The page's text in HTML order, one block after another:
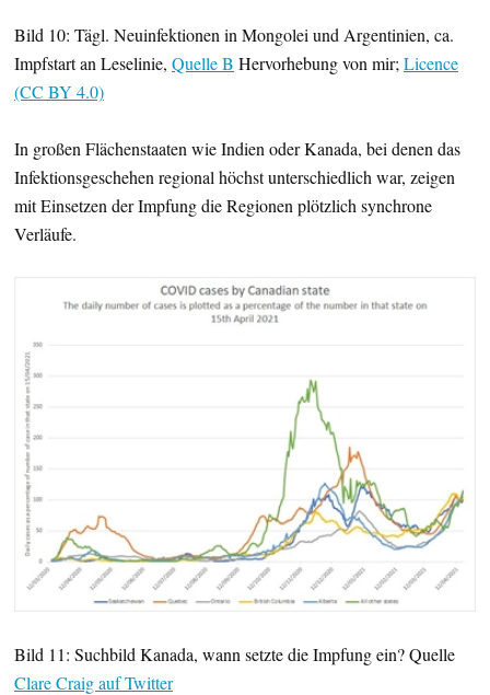
Bild 10: Tägl. Neuinfektionen in Mongolei und Argentinien, ca.
Impfstart an Leselinie, Quelle B Hervorhebung von mir; Licence
(CC BY 4.0)
In großen Flächenstaaten wie Indien oder Kanada, bei denen das
Infektionsgeschehen regional höchst unterschiedlich war, zeigen
mit Einsetzen der Impfung die Regionen plötzlich synchrone
Verläufe.
Bild 11: Suchbild Kanada, wann setzte die Impfung ein? Quelle
Clare Craig auf Twitter